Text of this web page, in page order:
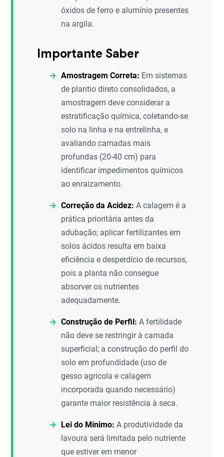
óxidos de ferro e alumínio presentes
na argila.
Importante Saber
Amostragem Correta: Em sistemas
de plantio direto consolidados, a
amostragem deve considerar a
estratificação química, coletando-se
solo na linha e na entrelinha, e
avaliando camadas mais
profundas (20-40 cm) para
identificar impedimentos químicos
ao enraizamento.
Correção da Acidez: A calagem é a
prática prioritária antes da
adubação; aplicar fertilizantes em
solos ácidos resulta em baixa
eficiência e desperdício de recursos,
pois a planta não consegue
absorver os nutrientes
adequadamente.
Construção de Perfil: A fertilidade
não deve se restringir à camada
superficial; a construção do perfil do
solo em profundidade (uso de
gesso agrícola e calagem
incorporada quando necessário)
garante maior resistência à seca.
Lei do Mínimo: A produtividade da
lavoura será limitada pelo nutriente
que estiver em menor